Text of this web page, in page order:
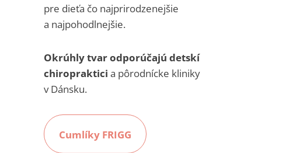
pre dieťa čo najprirodzenejšie
a najpohodlnejšie.
Okrúhly tvar odporúčajú detskí
chiropraktici a pôrodnícke kliniky
v Dánsku.
Cumlíky FRIGG